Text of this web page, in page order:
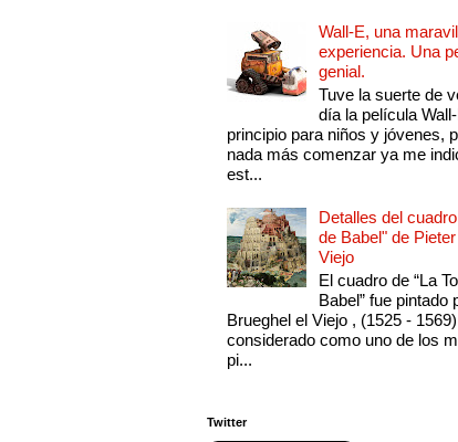
Wall-E, una
experiencia. Una
genial.
Tuve la suerte de
día la película
principio para niños y jóvenes,
nada más comenzar ya me
est...
Detalles del
de Babel" de
Viejo
El cuadro de “La
Babel” fue pintado
Brueghel el Viejo , (1525 - 1569)
considerado como uno de los
pi...
Twitter